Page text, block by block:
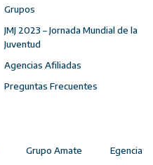
Grupos
JMJ 2023 – Jornada Mundial de la
Juventud
Agencias Afiliadas
Preguntas Frecuentes
Grupo Amate Egencia